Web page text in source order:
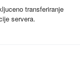
transferiranje
servera.